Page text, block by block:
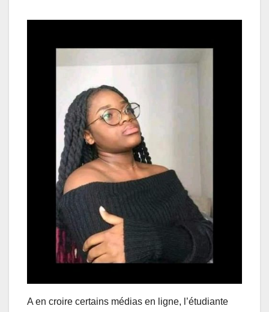
A en croire certains médias en ligne, l’étudiante